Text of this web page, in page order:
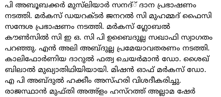
പി അബൂബക്കർ മുസ്‌ലിയാർ സനദ്് ദാന പ്രഭാഷണം
നടത്തി. മർകസ് ഡയറക്ടർ ജനറൽ സി മുഹമ്മദ് ഫൈസി
സന്ദേശ പ്രഭാഷണം നടത്തി. മർകസ് ഗ്ലോബൽ
കൗൺസിൽ സി ഇ ഒ. സി പി ഉബൈദുല്ല സഖാഫി സ്വാഗതം
പറഞ്ഞു. എൻ അലി അബ്ദുല്ല പ്രമേയാവതരണം നടത്തി.
കാലിഫോർണിയ ദാറുൽ ഫത്വ ചെയർമാൻ ഡോ. ശൈഖ്
ബിലാൽ മുഖ്യാതിഥിയിയായി. മിഷൻ ഓഫ് മർകസ് ഡോ.
എ പി അബ്ദുൽ ഹക്കീം അസ്ഹരി വിശദീകരിച്ചു.
രാജസ്ഥാൻ മുഫ്തി അഅ്‌ളം ഹസ്‌റത്ത് അല്ലാമ ഷേർ